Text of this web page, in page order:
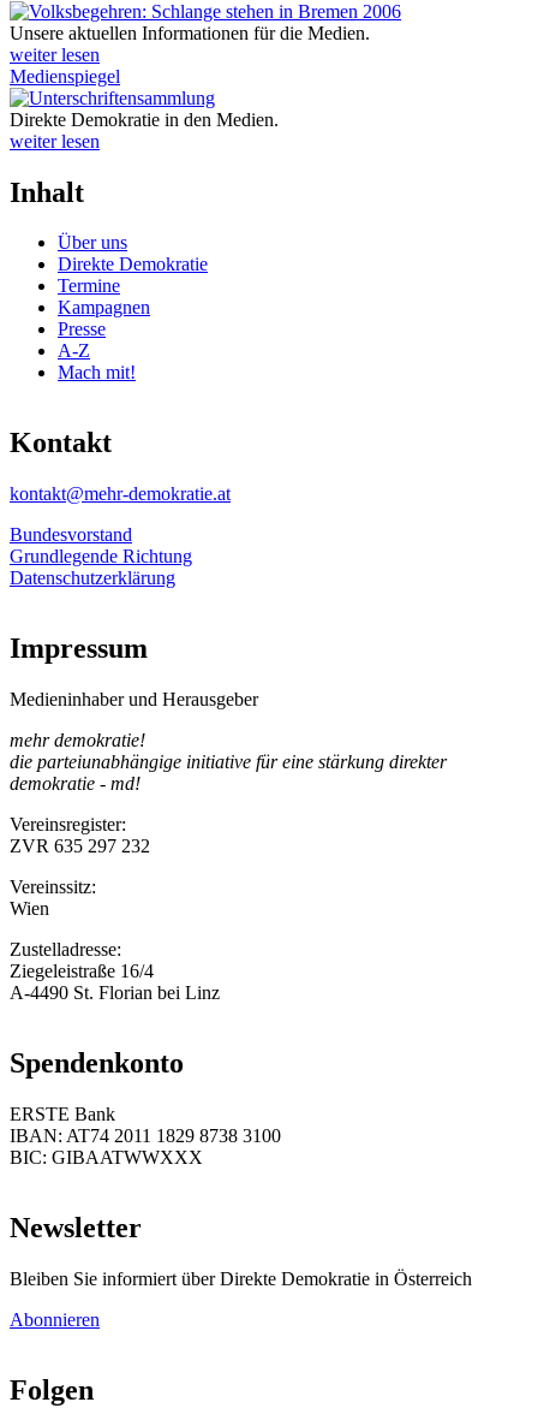
Unsere aktuellen Informationen für die Medien.
weiter lesen
Medienspiegel
Direkte Demokratie in den Medien.
weiter lesen
Inhalt
Über uns
Direkte Demokratie
Termine
Kampagnen
Presse
A-Z
Mach mit!
Kontakt
kontakt@mehr-demokratie.at
Bundesvorstand
Grundlegende Richtung
Datenschutzerklärung
Impressum
Medieninhaber und Herausgeber
mehr demokratie!
die parteiunabhängige initiative für eine stärkung direkter
demokratie - md!
Vereinsregister:
ZVR 635 297 232
Vereinssitz:
Wien
Zustelladresse:
Ziegeleistraße 16/4
A-4490 St. Florian bei Linz
Spendenkonto
ERSTE Bank
IBAN: AT74 2011 1829 8738 3100
BIC: GIBAATWWXXX
Newsletter
Bleiben Sie informiert über Direkte Demokratie in Österreich
Abonnieren
Folgen